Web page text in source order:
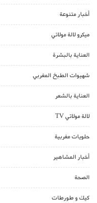
أخبار متنوعة
ميكرو لالة مولاتي
العناية بالبشرة
شهيوات الطبخ المغربي
العناية بالشعر
لالة مولاتي TV
حلويات مغربية
أخبار المشاهير
الصحة
كيك و طورطات